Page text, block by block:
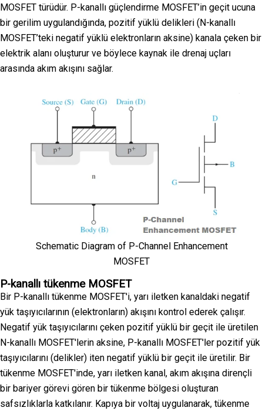
MOSFET türüdür. P-kanallı güçlendirme MOSFET’in geçit ucuna
bir gerilim uygulandığında, pozitif yüklü delikleri (N-kanallı
MOSFET’teki negatif yüklü elektronların aksine) kanala çeken bir
elektrik alanı oluşturur ve böylece kaynak ile drenaj uçları
arasında akım akışını sağlar.
Schematic Diagram of P-Channel Enhancement
MOSFET
P-kanallı tükenme MOSFET
Bir P-kanallı tükenme MOSFET'i, yarı iletken kanaldaki negatif
yük taşıyıcılarının (elektronların) akışını kontrol ederek çalışır.
Negatif yük taşıyıcılarını çeken pozitif yüklü bir geçit ile üretilen
N-kanallı MOSFET'lerin aksine, P-kanallı MOSFET'ler pozitif yük
taşıyıcılarını (delikler) iten negatif yüklü bir geçit ile üretilir. Bir
tükenme MOSFET'inde, yarı iletken kanal, akım akışına dirençli
bir bariyer görevi gören bir tükenme bölgesi oluşturan
safsızlıklarla katkılanır. Kapıya bir voltaj uygulanarak, tükenme